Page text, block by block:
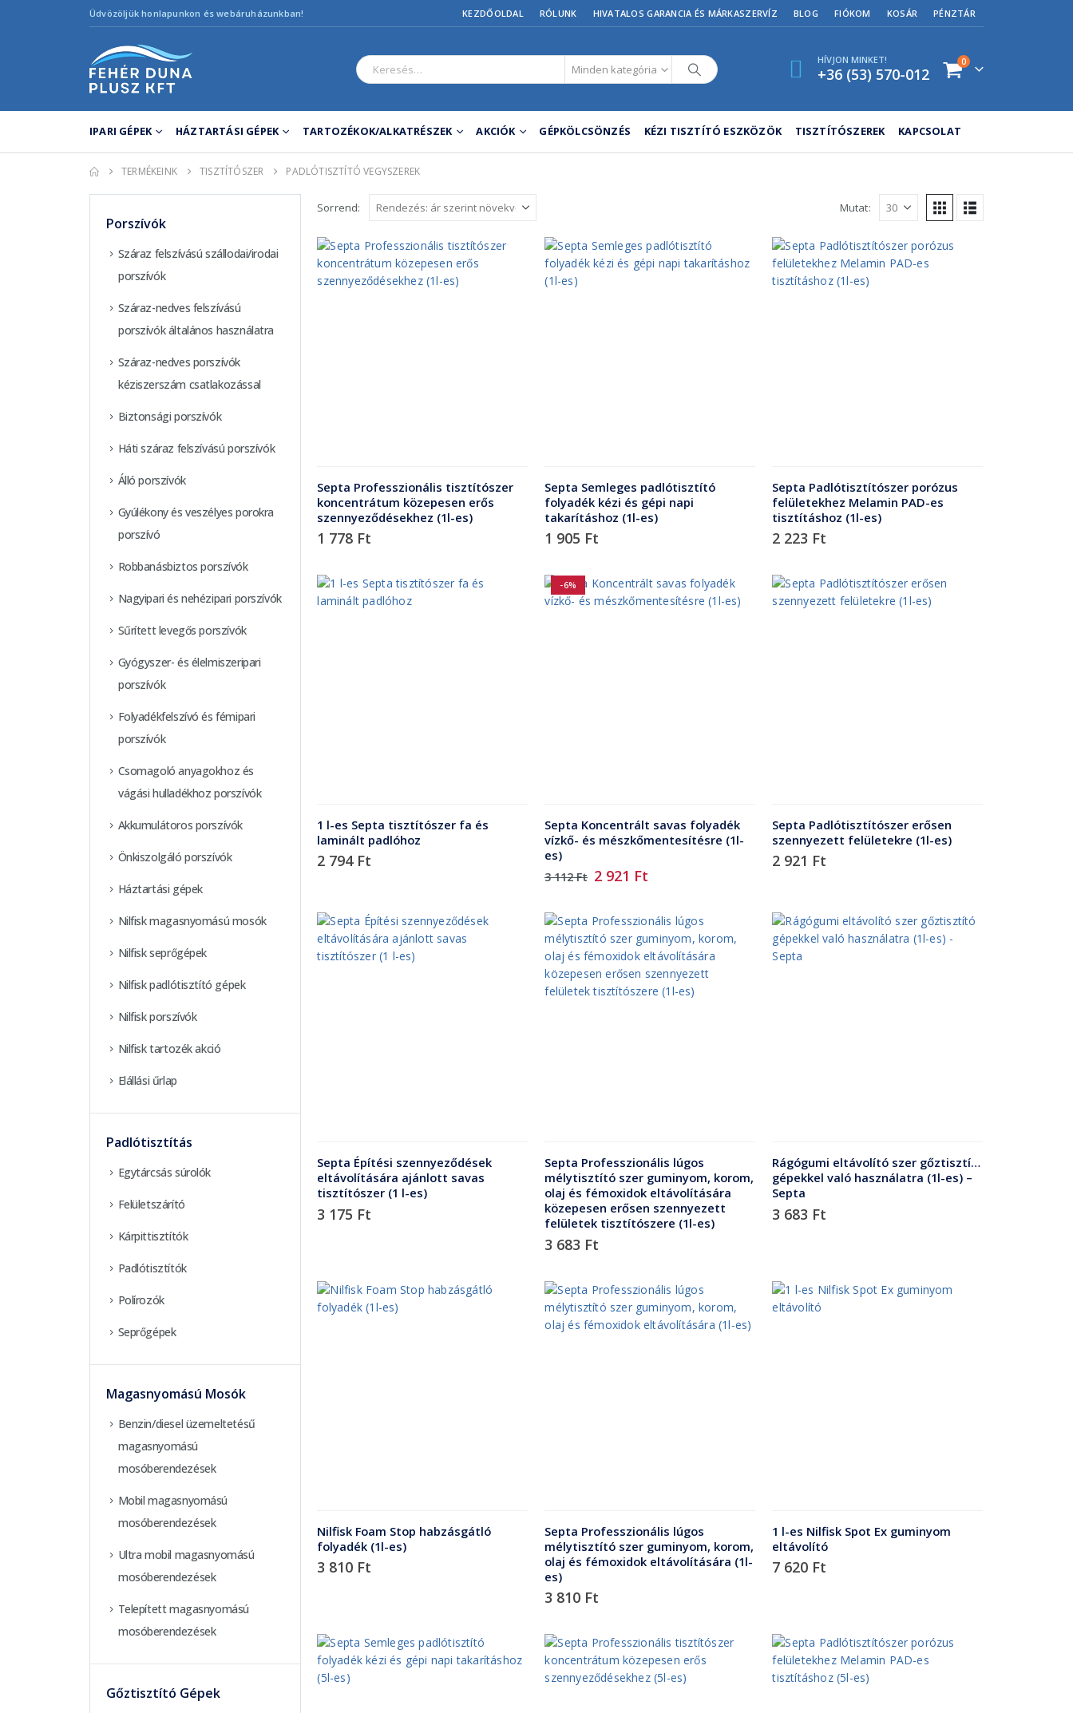
Üdvözöljük honlapunkon és webáruházunkban! KEZDŐOLDAL RÓLUNK HIVATALOS GARANCIA ÉS MÁRKASZERVÍZ BLOG FIÓKOM KOSÁR PÉNZTÁR
Minden kategória
HÍVJON MINKET!
+36 (53) 570-012
0
IPARI GÉPEK HÁZTARTÁSI GÉPEK TARTOZÉKOK/ALKATRÉSZEK AKCIÓK GÉPKÖLCSÖNZÉS KÉZI TISZTÍTÓ ESZKÖZÖK TISZTÍTÓSZEREK KAPCSOLAT
TERMÉKEINK TISZTÍTÓSZER PADLÓTISZTÍTÓ VEGYSZEREK
Sorrend: Mutat:
Septa Professzionális tisztítószer
koncentrátum közepesen erős
szennyeződésekhez (1l-es)
1 778 Ft
Septa Semleges padlótisztító
folyadék kézi és gépi napi
takarításhoz (1l-es)
1 905 Ft
Septa Padlótisztítószer porózus
felületekhez Melamin PAD-es
tisztításhoz (1l-es)
2 223 Ft
1 l-es Septa tisztítószer fa és
laminált padlóhoz
2 794 Ft
-6%
Septa Koncentrált savas folyadék
vízkő- és mészkőmentesítésre (1l-
es)
3 112Ft Original
3
112 Ft.
2 921 Ft
2
921 Ft.
Septa Padlótisztítószer erősen
szennyezett felületekre (1l-es)
2 921 Ft
Septa Építési szennyeződések
eltávolítására ajánlott savas
tisztítószer (1 l-es)
3 175 Ft
Septa Professzionális lúgos
mélytisztító szer guminyom, korom,
olaj és fémoxidok eltávolítására
közepesen erősen szennyezett
felületek tisztítószere (1l-es)
3 683 Ft
Rágógumi eltávolító szer gőztisztító
gépekkel való használatra (1l-es) –
Septa
3 683 Ft
Nilfisk Foam Stop habzásgátló
folyadék (1l-es)
3 810 Ft
Septa Professzionális lúgos
mélytisztító szer guminyom, korom,
olaj és fémoxidok eltávolítására (1l-
es)
3 810 Ft
1 l-es Nilfisk Spot Ex guminyom
eltávolító
7 620 Ft
Porszívók
Száraz felszívású szállodai/irodai
porszívók
Száraz-nedves felszívású
porszívók általános használatra
Száraz-nedves porszívók
kéziszerszám csatlakozással
Biztonsági porszívók
Háti száraz felszívású porszívók
Álló porszívók
Gyúlékony és veszélyes porokra
porszívó
Robbanásbiztos porszívók
Nagyipari és nehézipari porszívók
Sűrített levegős porszívók
Gyógyszer- és élelmiszeripari
porszívók
Folyadékfelszívó és fémipari
porszívók
Csomagoló anyagokhoz és
vágási hulladékhoz porszívók
Akkumulátoros porszívók
Önkiszolgáló porszívók
Háztartási gépek
Nilfisk magasnyomású mosók
Nilfisk seprőgépek
Nilfisk padlótisztító gépek
Nilfisk porszívók
Nilfisk tartozék akció
Elállási űrlap
Padlótisztítás
Egytárcsás súrolók
Felületszárító
Kárpittisztítók
Padlótisztítók
Polírozók
Seprőgépek
Magasnyomású Mosók
Benzin/diesel üzemeltetésű
magasnyomású
mosóberendezések
Mobil magasnyomású
mosóberendezések
Ultra mobil magasnyomású
mosóberendezések
Telepített magasnyomású
mosóberendezések
Gőztisztító Gépek